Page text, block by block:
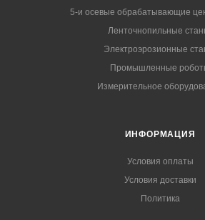
5-и осевые обрабатывающие
Ленточнопильные
Электроэрозионные
Промышленные
Измерительное
ИНФОРМАЦИЯ
Условия оплаты
Условия доставки
Политика